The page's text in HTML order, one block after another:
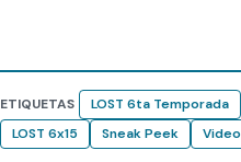
ETIQUETAS
LOST 6ta Temporada
LOST 6x15
Sneak Peek Video